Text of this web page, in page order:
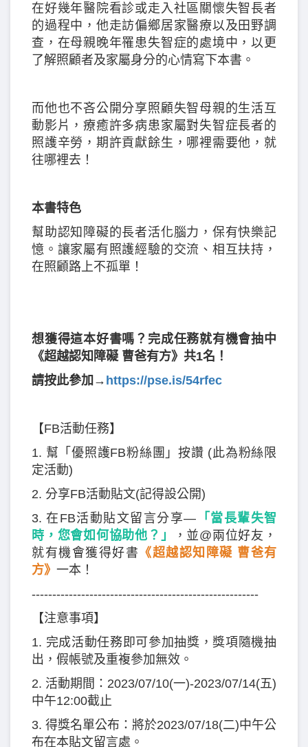
在好幾年醫院看診或走入社區關懷失智長者
的過程中，他走訪偏鄉居家醫療以及田野調
查，在母親晚年罹患失智症的處境中，以更
了解照顧者及家屬身分的心情寫下本書。
而他也不吝公開分享照顧失智母親的生活互
動影片，療癒許多病患家屬對失智症長者的
照護辛勞，期許貢獻餘生，哪裡需要他，就
往哪裡去！
本書特色
幫助認知障礙的長者活化腦力，保有快樂記
憶。讓家屬有照護經驗的交流、相互扶持，
在照顧路上不孤單！
想獲得這本好書嗎？完成任務就有機會抽中
《超越認知障礙 曹爸有方》共1名！
請按此參加→ https://pse.is/54rfec
【FB活動任務】
1. 幫「優照護FB粉絲團」按讚 (此為粉絲限
定活動)
2. 分享FB活動貼文(記得設公開)
3. 在FB活動貼文留言分享— 「當長輩失智
時，您會如何協助他？」
，並@兩位好友，
就有機會獲得好書 《超越認知障礙 曹爸有
方》 一本！
-------------------------------------------------------
【注意事項】
1. 完成活動任務即可參加抽獎，獎項隨機抽
出，假帳號及重複參加無效。
2. 活動期間：2023/07/10(一)-2023/07/14(五)
中午12:00截止
3. 得獎名單公布：將於2023/07/18(二)中午公
布在本貼文留言處。